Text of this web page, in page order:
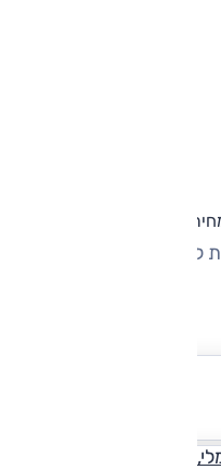
וגרסאות